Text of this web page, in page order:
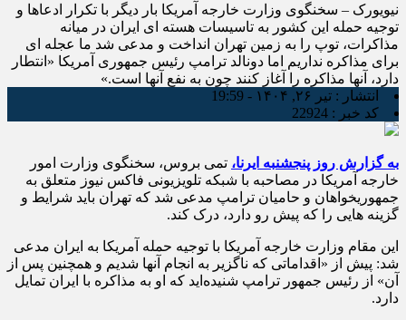
نیویورک – سخنگوی وزارت خارجه آمریکا بار دیگر با تکرار ادعاها و
توجیه حمله این کشور به تاسیسات هسته ای ایران در میانه
مذاکرات، توپ را به زمین تهران انداخت و مدعی شد ما عجله ای
برای مذاکره نداریم اما دونالد ترامپ رئیس جمهوری آمریکا «انتطار
دارد، آنها مذاکره را آغاز کنند چون به نفع آنها است.»
انتشار : تیر ۲۶, ۱۴۰۴ - 19:59
کد خبر : 22924
به گزارش روز پنجشنبه ایرنا، تمی بروس، سخنگوی وزارت امور
خارجه آمریکا در مصاحبه با شبکه تلویزیونی فاکس نیوز متعلق به
جمهوریخواهان و حامیان ترامپ مدعی شد که تهران باید شرایط و
گزینه هایی را که پیش رو دارد، درک کند.
این مقام وزارت خارجه آمریکا با توجیه حمله آمریکا به ایران مدعی
شد: پیش از «اقداماتی که ناگزیر به انجام آنها شدیم و همچنین پس از
آن» از رئیس جمهور ترامپ شنیده‌اید که او به مذاکره با ایران تمایل
دارد.